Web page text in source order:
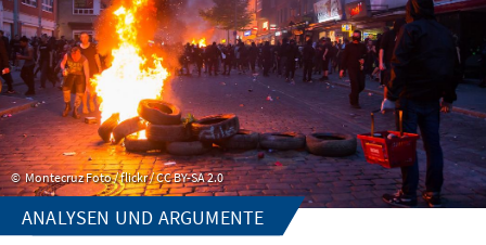
Montecruz Foto / flickr / CC BY-SA 2.0
ANALYSEN UND ARGUMENTE